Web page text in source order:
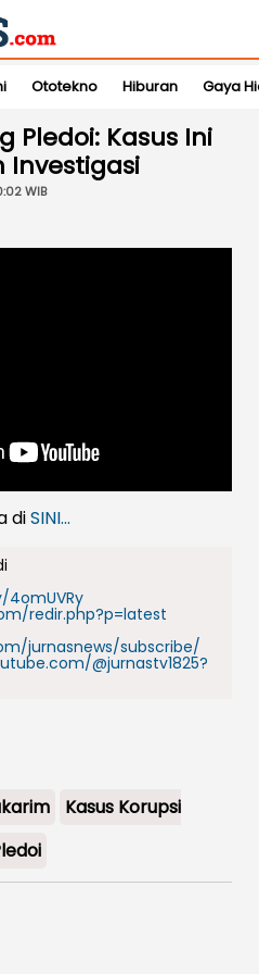
Ototekno Hiburan Gaya
Pledoi: Kasus Ini
Investigasi
WIB
diSINI...
redir.php?p=latest
jurnasnews/subscribe/
@jurnastv1825?
Kasus Korupsi